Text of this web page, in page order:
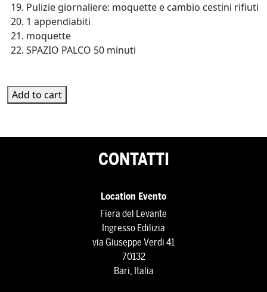
Pulizie giornaliere: moquette e cambio cestini rifiuti
1 appendiabiti
moquette
SPAZIO PALCO 50 minuti
PR-SD-02 quantity
Add to cart
CONTATTI
Location Evento
Fiera del Levante
Ingresso Edilizia
via Giuseppe Verdi 41
70132
Bari, Italia